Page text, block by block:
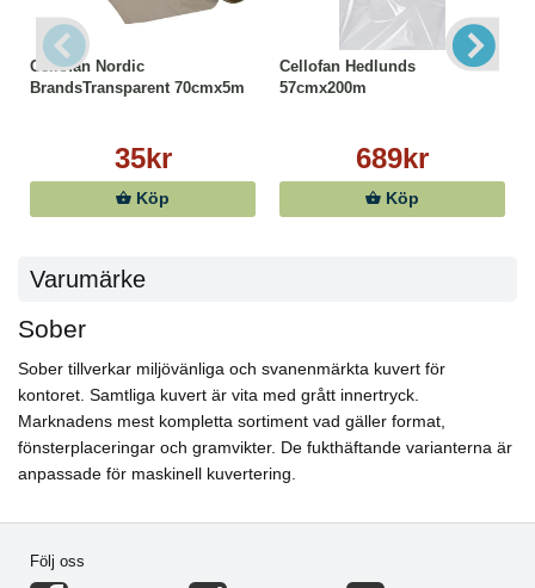
Cellofan Nordic
BrandsTransparent 70cmx5m
35kr
Köp
Cellofan Hedlunds
57cmx200m
689kr
Köp
Varumärke
Sober
Sober tillverkar miljövänliga och svanenmärkta kuvert för
kontoret. Samtliga kuvert är vita med grått innertryck.
Marknadens mest kompletta sortiment vad gäller format,
fönsterplaceringar och gramvikter. De fukthäftande varianterna är
anpassade för maskinell kuvertering.
Följ oss